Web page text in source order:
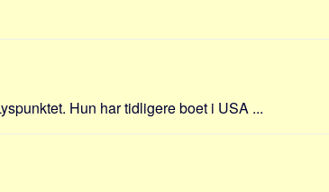
Hun har tidligere boet i USA ...